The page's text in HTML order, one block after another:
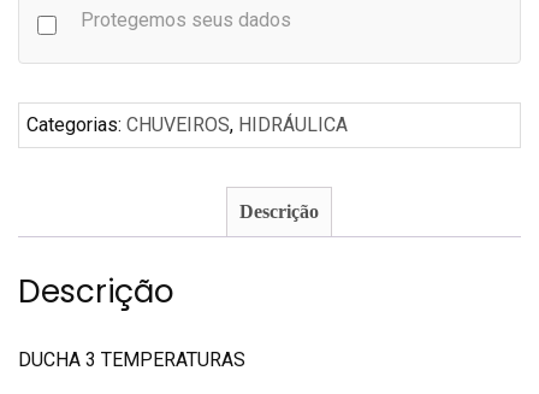
Protegemos seus dados
Categorias: CHUVEIROS, HIDRÁULICA
Descrição
Descrição
DUCHA 3 TEMPERATURAS